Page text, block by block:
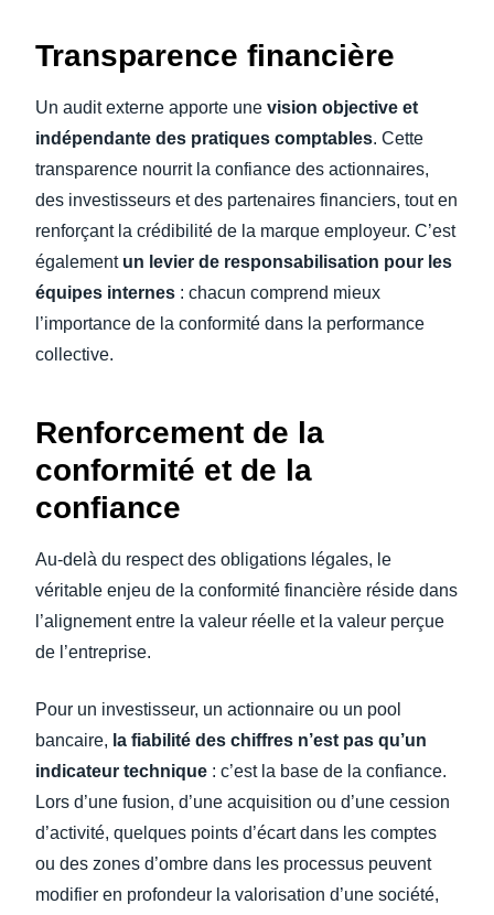
Transparence financière
Un audit externe apporte une vision objective et
indépendante des pratiques comptables. Cette
transparence nourrit la confiance des actionnaires,
des investisseurs et des partenaires financiers, tout en
renforçant la crédibilité de la marque employeur. C’est
également un levier de responsabilisation pour les
équipes internes : chacun comprend mieux
l’importance de la conformité dans la performance
collective.
Renforcement de la
conformité et de la
confiance
Au-delà du respect des obligations légales, le
véritable enjeu de la conformité financière réside dans
l’alignement entre la valeur réelle et la valeur perçue
de l’entreprise.
Pour un investisseur, un actionnaire ou un pool
bancaire, la fiabilité des chiffres n’est pas qu’un
indicateur technique : c’est la base de la confiance.
Lors d’une fusion, d’une acquisition ou d’une cession
d’activité, quelques points d’écart dans les comptes
ou des zones d’ombre dans les processus peuvent
modifier en profondeur la valorisation d’une société,